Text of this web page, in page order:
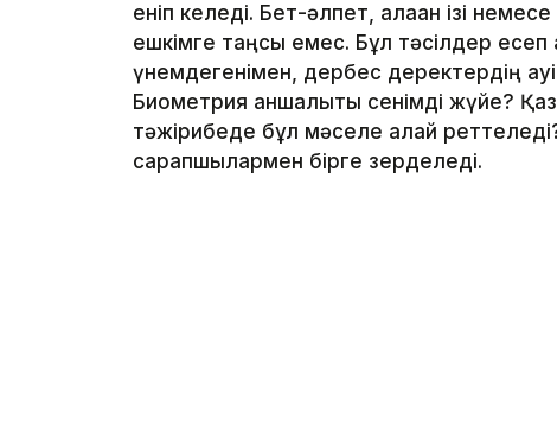
еніп келеді. Бет-әлпет, алақан ізі
ешкімге таңсық емес. Бұл тәсілдер
үнемдегенімен, дербес деректердің
Биометрия қаншалықты сенімді жүйе?
тәжірибеде бұл мәселе қалай
сарапшылармен бірге зерделеді.